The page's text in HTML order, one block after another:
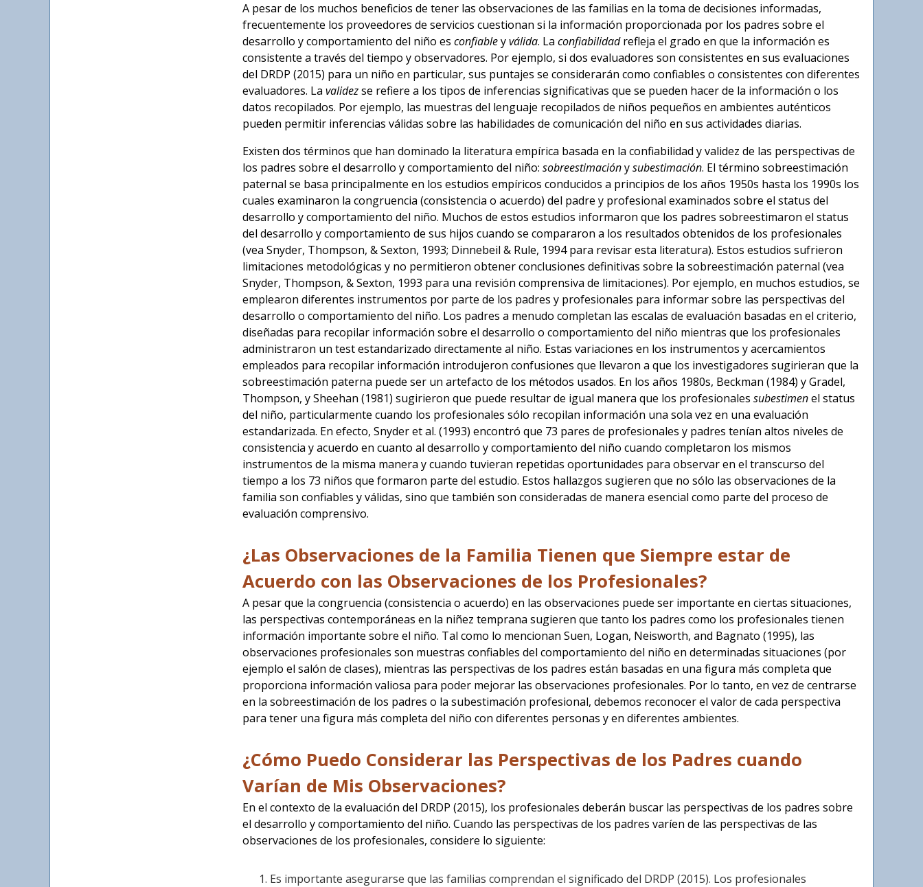
A pesar de los muchos beneficios de tener las observaciones de las familias en la toma de decisiones informadas,
frecuentemente los proveedores de servicios cuestionan si la información proporcionada por los padres sobre el
desarrollo y comportamiento del niño es confiableyválida. La confiabilidadrefleja el grado en que la información es
consistente a través del tiempo y observadores. Por ejemplo, si dos evaluadores son consistentes en sus evaluaciones
del DRDP (2015) para un niño en particular, sus puntajes se considerarán como confiables o consistentes con diferentes
evaluadores. La validezse refiere a los tipos de inferencias significativas que se pueden hacer de la información o los
datos recopilados. Por ejemplo, las muestras del lenguaje recopilados de niños pequeños en ambientes auténticos
pueden permitir inferencias válidas sobre las habilidades de comunicación del niño en sus actividades diarias.
Existen dos términos que han dominado la literatura empírica basada en la confiabilidad y validez de las perspectivas de
los padres sobre el desarrollo y comportamiento del niño: sobreestimaciónysubestimación. El término sobreestimación
paternal se basa principalmente en los estudios empíricos conducidos a principios de los años 1950s hasta los 1990s los
cuales examinaron la congruencia (consistencia o acuerdo) del padre y profesional examinados sobre el status del
desarrollo y comportamiento del niño. Muchos de estos estudios informaron que los padres sobreestimaron el status
del desarrollo y comportamiento de sus hijos cuando se compararon a los resultados obtenidos de los profesionales
(vea Snyder, Thompson, & Sexton, 1993; Dinnebeil & Rule, 1994 para revisar esta literatura). Estos estudios sufrieron
limitaciones metodológicas y no permitieron obtener conclusiones definitivas sobre la sobreestimación paternal (vea
Snyder, Thompson, & Sexton, 1993 para una revisión comprensiva de limitaciones). Por ejemplo, en muchos estudios, se
emplearon diferentes instrumentos por parte de los padres y profesionales para informar sobre las perspectivas del
desarrollo o comportamiento del niño. Los padres a menudo completan las escalas de evaluación basadas en el criterio,
diseñadas para recopilar información sobre el desarrollo o comportamiento del niño mientras que los profesionales
administraron un test estandarizado directamente al niño. Estas variaciones en los instrumentos y acercamientos
empleados para recopilar información introdujeron confusiones que llevaron a que los investigadores sugirieran que la
sobreestimación paterna puede ser un artefacto de los métodos usados. En los años 1980s, Beckman (1984) y Gradel,
Thompson, y Sheehan (1981) sugirieron que puede resultar de igual manera que los profesionales subestimenel status
del niño, particularmente cuando los profesionales sólo recopilan información una sola vez en una evaluación
estandarizada. En efecto, Snyder et al. (1993) encontró que 73 pares de profesionales y padres tenían altos niveles de
consistencia y acuerdo en cuanto al desarrollo y comportamiento del niño cuando completaron los mismos
instrumentos de la misma manera y cuando tuvieran repetidas oportunidades para observar en el transcurso del
tiempo a los 73 niños que formaron parte del estudio. Estos hallazgos sugieren que no sólo las observaciones de la
familia son confiables y válidas, sino que también son consideradas de manera esencial como parte del proceso de
evaluación comprensivo.
¿Las Observaciones de la Familia Tienen que Siempre estar de
Acuerdo con las Observaciones de los Profesionales?
A pesar que la congruencia (consistencia o acuerdo) en las observaciones puede ser importante en ciertas situaciones,
las perspectivas contemporáneas en la niñez temprana sugieren que tanto los padres como los profesionales tienen
información importante sobre el niño. Tal como lo mencionan Suen, Logan, Neisworth, and Bagnato (1995), las
observaciones profesionales son muestras confiables del comportamiento del niño en determinadas situaciones (por
ejemplo el salón de clases), mientras las perspectivas de los padres están basadas en una figura más completa que
proporciona información valiosa para poder mejorar las observaciones profesionales. Por lo tanto, en vez de centrarse
en la sobreestimación de los padres o la subestimación profesional, debemos reconocer el valor de cada perspectiva
para tener una figura más completa del niño con diferentes personas y en diferentes ambientes.
¿Cómo Puedo Considerar las Perspectivas de los Padres cuando
Varían de Mis Observaciones?
En el contexto de la evaluación del DRDP (2015), los profesionales deberán buscar las perspectivas de los padres sobre
el desarrollo y comportamiento del niño. Cuando las perspectivas de los padres varíen de las perspectivas de las
observaciones de los profesionales, considere lo siguiente:
Es importante asegurarse que las familias comprendan el significado del DRDP (2015). Los profesionales